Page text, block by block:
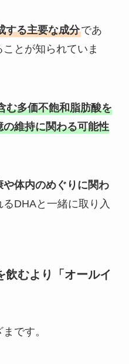
する主要な成分であ
とが知られていま
む多価不飽和脂肪酸を
維持に関わる可能性
体内のめぐりに関わ
DHAと一緒に取り入
飲むより「オールイ
です。